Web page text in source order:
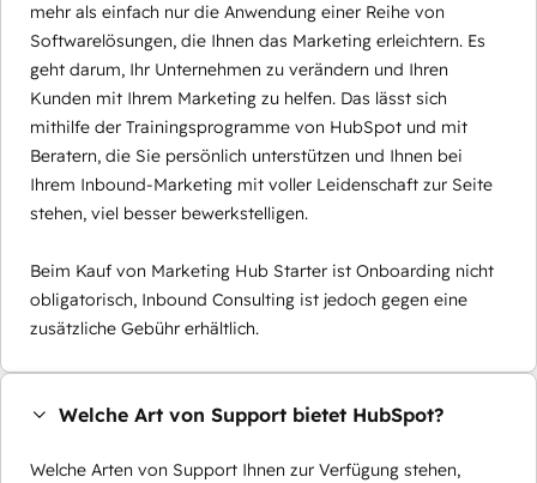
mehr als einfach nur die Anwendung einer Reihe von
Softwarelösungen, die Ihnen das Marketing erleichtern. Es
geht darum, Ihr Unternehmen zu verändern und Ihren
Kunden mit Ihrem Marketing zu helfen. Das lässt sich
mithilfe der Trainingsprogramme von HubSpot und mit
Beratern, die Sie persönlich unterstützen und Ihnen bei
Ihrem Inbound-Marketing mit voller Leidenschaft zur Seite
stehen, viel besser bewerkstelligen.
Beim Kauf von Marketing Hub Starter ist Onboarding nicht
obligatorisch, Inbound Consulting ist jedoch gegen eine
zusätzliche Gebühr erhältlich.
Welche Art von Support bietet HubSpot?
Welche Arten von Support Ihnen zur Verfügung stehen,